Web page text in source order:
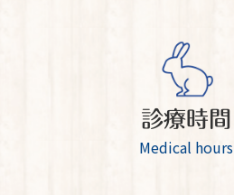
診療時間
Medical hours